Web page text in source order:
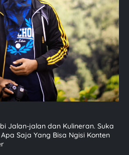
Jalan-jalan dan Kulineran. Suka
Saja Yang Bisa Ngisi Konten